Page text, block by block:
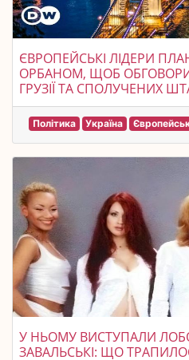
ЄВРОПЕЙСЬКІ ЛІДЕРИ
ОРБАНОМ, ЩОБ
ГРУЗІЇ ТА СПОЛУЧЕНИХ
Політика Україна
У НЬОМУ ВИСТУПАЛИ
ЗАВАЛЬСЬКІ: ЩО